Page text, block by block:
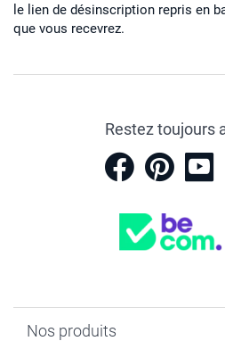
le lien de désinscription repris en
que vous recevrez.
Restez toujours
Nos produits